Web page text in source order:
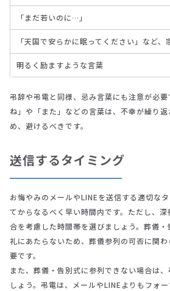
「まだ若いのに…」
「天国で安らかに眠ってください」など
明るく励ますような言葉
弔辞や弔電と同様、忌み言葉にも注意が必
ね」や「また」などの言葉は、不幸が繰り
め、避けるべきです。
送信するタイミング
お悔やみのメールやLINEを送信する適切な
てからなるべく早い時間内です。ただし、
合を考慮した時間帯を選びましょう。葬儀
礼にあたらないため、葬儀参列の可否に関
要です。
また、葬儀・告別式に参列できない場合は
しょう。弔電は、メールやLINEよりもフォ